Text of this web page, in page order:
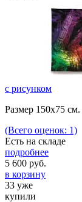
с рисунком
Размер 150х75
(Всего оценок: 1)
Есть на складе
подробнее
5 600 руб.
в корзину
33 уже
купили